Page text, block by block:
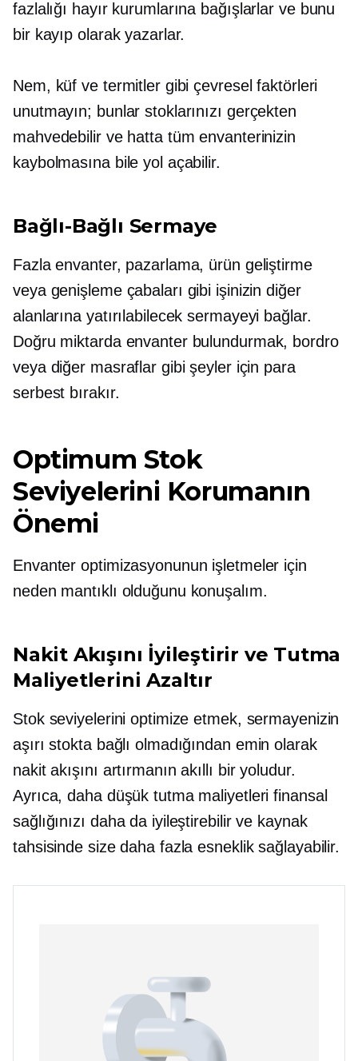
fazlalığı hayır kurumlarına bağışlarlar ve bunu
bir kayıp olarak yazarlar.
Nem, küf ve termitler gibi çevresel faktörleri
unutmayın; bunlar stoklarınızı gerçekten
mahvedebilir ve hatta tüm envanterinizin
kaybolmasına bile yol açabilir.
Bağlı-Bağlı Sermaye
Fazla envanter, pazarlama, ürün geliştirme
veya genişleme çabaları gibi işinizin diğer
alanlarına yatırılabilecek sermayeyi bağlar.
Doğru miktarda envanter bulundurmak, bordro
veya diğer masraflar gibi şeyler için para
serbest bırakır.
Optimum Stok
Seviyelerini Korumanın
Önemi
Envanter optimizasyonunun işletmeler için
neden mantıklı olduğunu konuşalım.
Nakit Akışını İyileştirir ve Tutma
Maliyetlerini Azaltır
Stok seviyelerini optimize etmek, sermayenizin
aşırı stokta bağlı olmadığından emin olarak
nakit akışını artırmanın akıllı bir yoludur.
Ayrıca, daha düşük tutma maliyetleri finansal
sağlığınızı daha da iyileştirebilir ve kaynak
tahsisinde size daha fazla esneklik sağlayabilir.